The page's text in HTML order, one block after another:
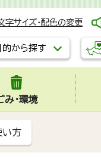
字サイズ・配色の変更
的から探す
み・環境
い方